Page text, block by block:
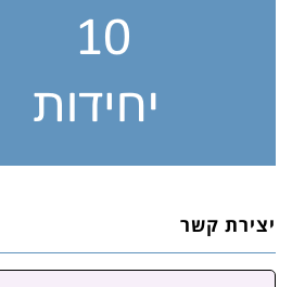
יצירת קשר
שם: